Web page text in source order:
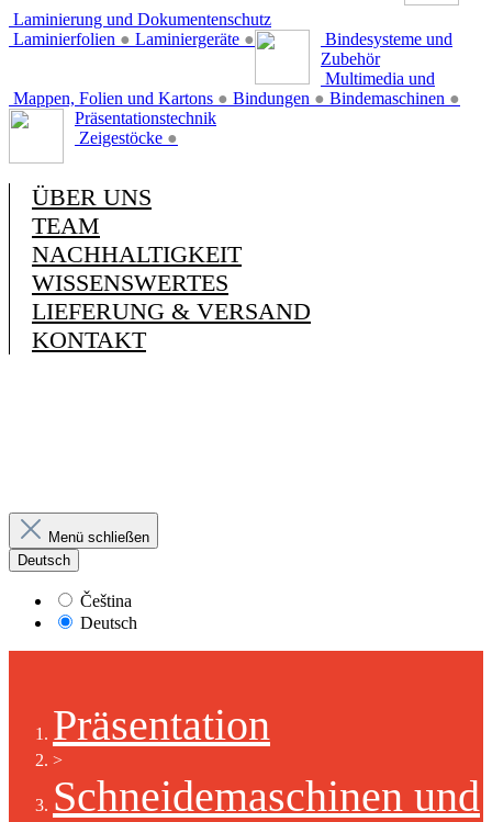
Laminierung und Dokumentenschutz
Laminierfolien ● Laminiergeräte ●
Bindesysteme und
Zubehör
Mappen, Folien und Kartons ● Bindungen ● Bindemaschinen ●
Multimedia und
Präsentationstechnik
Zeigestöcke ●
ÜBER UNS
TEAM
NACHHALTIGKEIT
WISSENSWERTES
LIEFERUNG & VERSAND
KONTAKT
Menü schließen
Deutsch
Čeština
Deutsch
Präsentation
>
Schneidemaschinen und